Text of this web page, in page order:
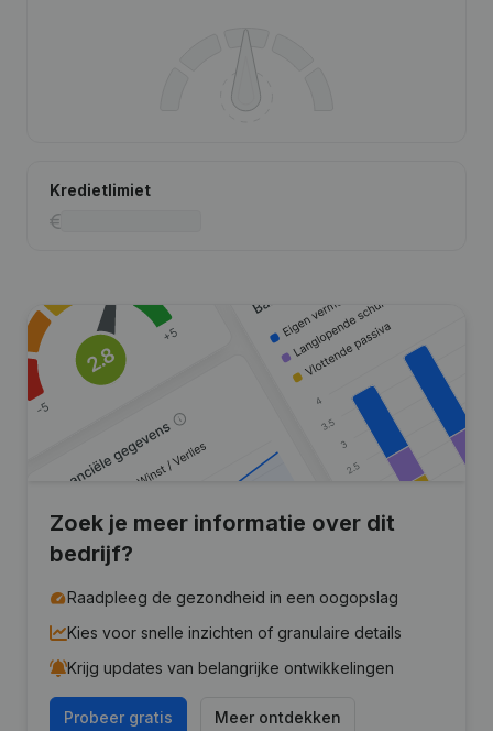
Kredietlimiet
Zoek je meer informatie over dit
bedrijf?
Raadpleeg de gezondheid in een oogopslag
Kies voor snelle inzichten of granulaire details
Krijg updates van belangrijke ontwikkelingen
Probeer gratis Meer ontdekken